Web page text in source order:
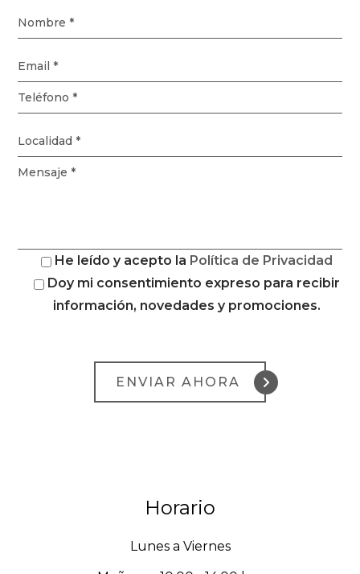
He leído y acepto la Política de Privacidad
Doy mi consentimiento expreso para recibir
información, novedades y promociones.
Horario
Lunes a Viernes